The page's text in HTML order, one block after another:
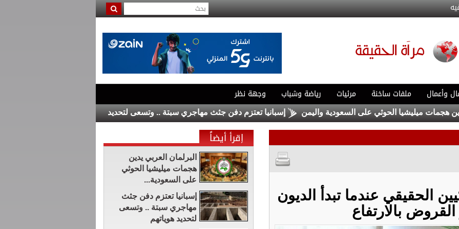
وأعمال ملفات ساخنة مرئيات رياضة وشباب وجهة نظر
ميليشيا الحوثي على السعودية واليمن إسبانيا تعتزم دفن جثث مهاجري سبتة .. وتسعى لتحديد هوياتهم
الحقيقي عندما تبدأ الديون
بالارتفاع
إقرأ أيضاً
البرلمان العربي يدين
هجمات ميليشيا الحوثي
على السعودية...
إسبانيا تعتزم دفن جثث
مهاجري سبتة .. وتسعى
لتحديد هوياتهم